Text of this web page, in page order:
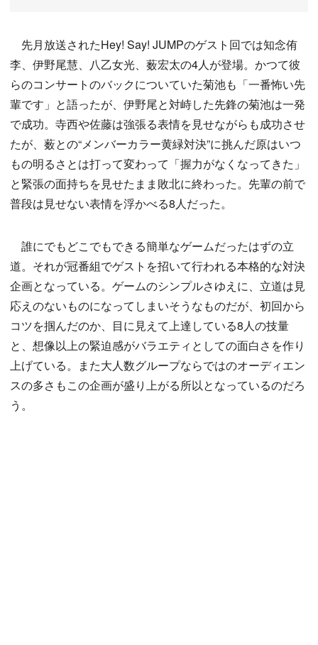
先月放送されたHey! Say! JUMPのゲスト回では知念侑
李、伊野尾慧、八乙女光、薮宏太の4人が登場。かつて彼
らのコンサートのバックについていた菊池も「一番怖い先
輩です」と語ったが、伊野尾と対峙した先鋒の菊池は一発
で成功。寺西や佐藤は強張る表情を見せながらも成功させ
たが、薮との“メンバーカラー黄緑対決”に挑んだ原はいつ
もの明るさとは打って変わって「握力がなくなってきた」
と緊張の面持ちを見せたまま敗北に終わった。先輩の前で
普段は見せない表情を浮かべる8人だった。
誰にでもどこでもできる簡単なゲームだったはずの立
道。それが冠番組でゲストを招いて行われる本格的な対決
企画となっている。ゲームのシンプルさゆえに、立道は見
応えのないものになってしまいそうなものだが、初回から
コツを掴んだのか、目に見えて上達している8人の技量
と、想像以上の緊迫感がバラエティとしての面白さを作り
上げている。また大人数グループならではのオーディエン
スの多さもこの企画が盛り上がる所以となっているのだろ
う。